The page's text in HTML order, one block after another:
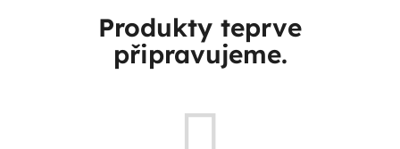
Produkty teprve
připravujeme.